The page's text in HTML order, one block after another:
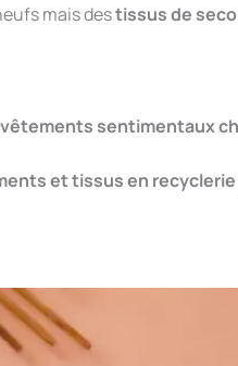
mais destissus de
sentimentaux
et tissus en